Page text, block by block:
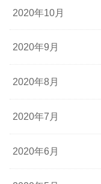
2020年10月
2020年9月
2020年8月
2020年7月
2020年6月